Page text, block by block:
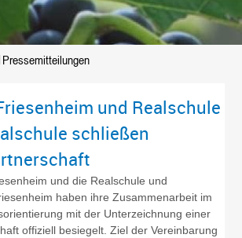
Pressemitteilungen
und Realschule
schließen
und die Realschule und
haben ihre Zusammenarbeit im
mit der Unterzeichnung einer
offiziell besiegelt. Ziel der Vereinbarung